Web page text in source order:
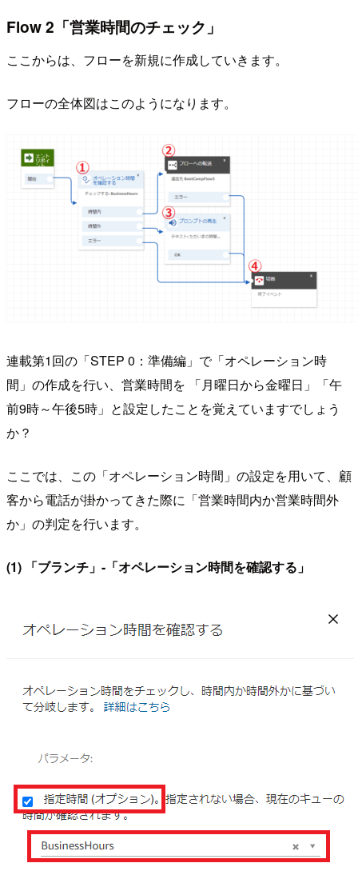
Flow 2「営業時間のチェック」
ここからは、フローを新規に作成していきます。
フローの全体図はこのようになります。
連載第1回の「STEP 0：準備編」で「オペレーション時
間」の作成を行い、営業時間を 「月曜日から金曜日」「午
前9時～午後5時」と設定したことを覚えていますでしょう
か？
ここでは、この「オペレーション時間」の設定を用いて、顧
客から電話が掛かってきた際に「営業時間内か営業時間外
か」の判定を行います。
(1) 「ブランチ」-「オペレーション時間を確認する」